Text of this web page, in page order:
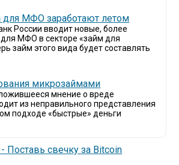
МФО заработают летом
России вводит новые, более
МФО в секторе «займ для
займ этого вида будет составлять
микрозаймами
мнение о вреде
из неправильного представления
подходе «быстрые» деньги